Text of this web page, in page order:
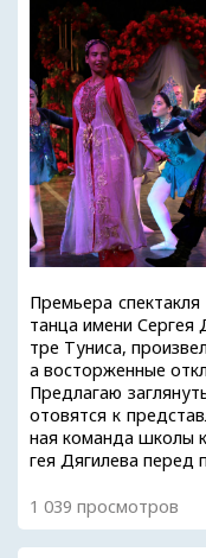
Премьера
танца имени Сергея
тре Туниса,
а восторженные
Предлагаю
отовятся к
ная команда школы
гея Дягилева перед
1 039 просмотров